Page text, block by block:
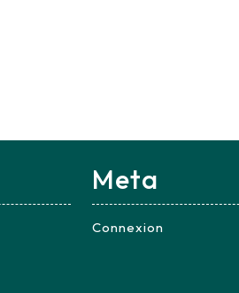
Meta
Connexion